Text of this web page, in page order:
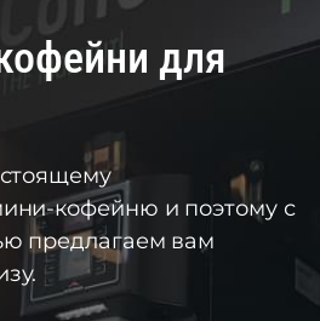
для
кофейню и поэтому с
предлагаем вам